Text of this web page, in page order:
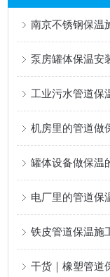
南京不锈钢保温
泵房罐体保温安
工业污水管道保
机房里的管道做
罐体设备做保温
电厂里的管道保
铁皮管道保温施
干货｜橡塑管道